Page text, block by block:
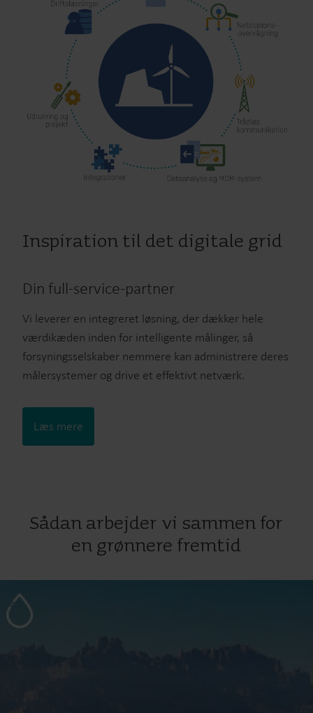
Inspiration til det digitale grid
Din full-service-partner
Vi leverer en integreret løsning, der dækker hele
værdikæden inden for intelligente målinger, så
forsyningsselskaber nemmere kan administrere deres
målersystemer og drive et effektivt netværk.
Læs mere
Sådan arbejder vi sammen for
en grønnere fremtid